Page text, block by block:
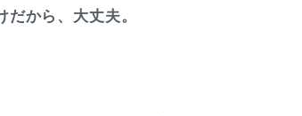
だから、大丈夫。